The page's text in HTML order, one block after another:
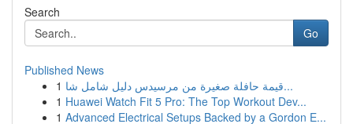
Search
Go
Published News
1
قيمة حافلة صغيرة من مرسيدس دليل شامل شا...
1 Huawei Watch Fit 5 Pro: The Top Workout Dev...
1 Advanced Electrical Setups Backed by a Gordon E...